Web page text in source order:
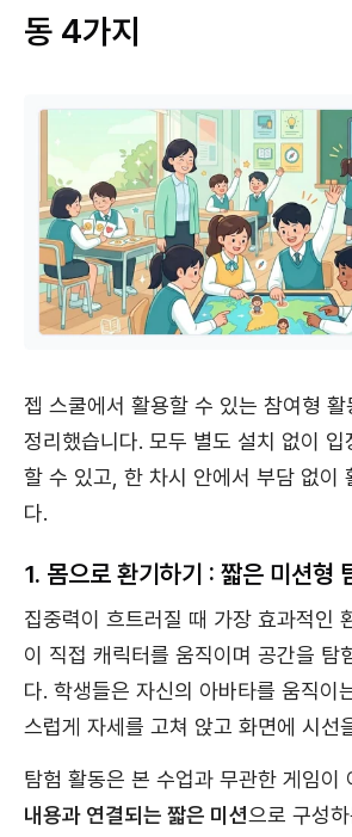
동 4가지
젭 스쿨에서 활용할 수 있는 참여형
정리했습니다. 모두 별도 설치 없이 입
할 수 있고, 한 차시 안에서 부담 없이
다.
1. 몸으로 환기하기 : 짧은 미션형
집중력이 흐트러질 때 가장 효과적인
이 직접 캐릭터를 움직이며 공간을 탐
다. 학생들은 자신의 아바타를 움직이
스럽게 자세를 고쳐 앉고 화면에 시선
탐험 활동은 본 수업과 무관한 게임이
내용과 연결되는 짧은 미션으로 구성